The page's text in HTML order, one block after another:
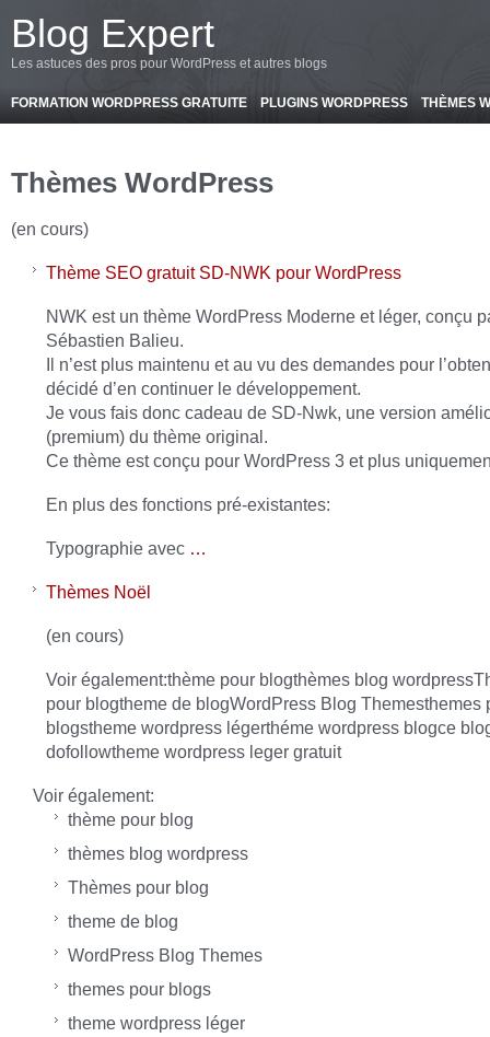
Blog Expert
Les astuces des pros pour WordPress et autres blogs
FORMATION WORDPRESS GRATUITE PLUGINS WORDPRESS THÈMES
Thèmes WordPress
(en cours)
Thème SEO gratuit SD-NWK pour WordPress
NWK est un thème WordPress Moderne et léger, conçu
Sébastien Balieu.
Il n’est plus maintenu et au vu des demandes pour
décidé d’en continuer le développement.
Je vous fais donc cadeau de SD-Nwk, une version
(premium) du thème original.
Ce thème est conçu pour WordPress 3 et plus
En plus des fonctions pré-existantes:
Typographie avec …
Thèmes Noël
(en cours)
Voir également:thème pour blogthèmes blog
pour blogtheme de blogWordPress Blog Themesthemes
blogstheme wordpress légerthéme wordpress blogce
dofollowtheme wordpress leger gratuit
Voir également:
thème pour blog
thèmes blog wordpress
Thèmes pour blog
theme de blog
WordPress Blog Themes
themes pour blogs
theme wordpress léger